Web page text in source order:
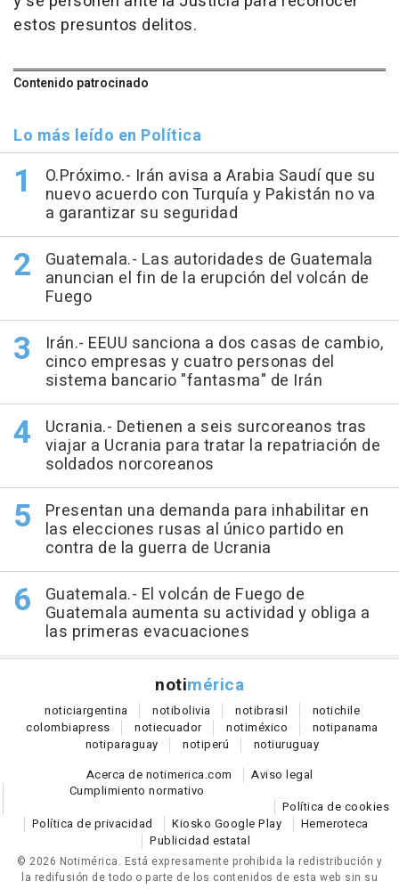
estos presuntos delitos.
Contenido patrocinado
Lo más leído en Política
O.Próximo.- Irán avisa a Arabia Saudí que su
nuevo acuerdo con Turquía y Pakistán no va
a garantizar su seguridad
Guatemala.- Las autoridades de Guatemala
anuncian el fin de la erupción del volcán de
Fuego
Irán.- EEUU sanciona a dos casas de cambio,
cinco empresas y cuatro personas del
sistema bancario "fantasma" de Irán
Ucrania.- Detienen a seis surcoreanos tras
viajar a Ucrania para tratar la repatriación de
soldados norcoreanos
Presentan una demanda para inhabilitar en
las elecciones rusas al único partido en
contra de la guerra de Ucrania
Guatemala.- El volcán de Fuego de
Guatemala aumenta su actividad y obliga a
las primeras evacuaciones
notimérica
noticiargentina notibolivia notibrasil notichile
colombiapress notiecuador notiméxico notipanama
notiparaguay notiperú notiuruguay
Acerca de notimerica.com
Aviso legal
Cumplimiento normativo
Política de cookies
Política de privacidad
Kiosko Google Play
Hemeroteca
Publicidad estatal
© 2026 Notimérica. Está expresamente prohibida la redistribución y
la redifusión de todo o parte de los contenidos de esta web sin su